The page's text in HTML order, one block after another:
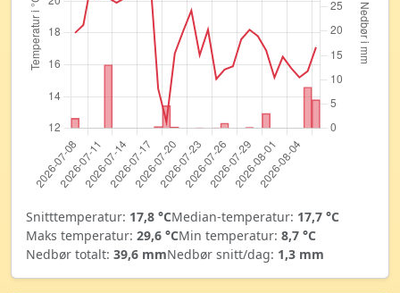
Snitttemperatur: 17,8 °CMedian-temperatur: 17,7 °C
Maks temperatur: 29,6 °CMin temperatur: 8,7 °C
Nedbør totalt: 39,6 mmNedbør snitt/dag: 1,3 mm